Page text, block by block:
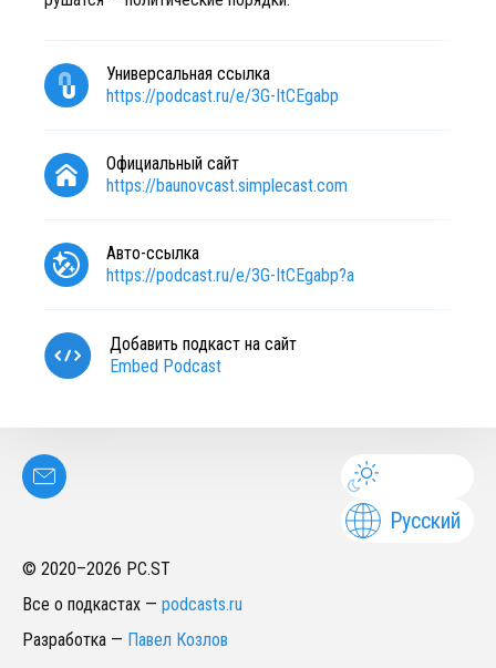
Универсальная ссылка
https://podcast.ru/e/3G-ItCEgabp
Официальный сайт
https://baunovcast.simplecast.com
Авто-ссылка
https://podcast.ru/e/3G-ItCEgabp?a
Добавить подкаст на сайт
Embed Podcast
Русский
© 2020–2026 PC.ST
Все о подкастах — podcasts.ru
Разработка — Павел Козлов